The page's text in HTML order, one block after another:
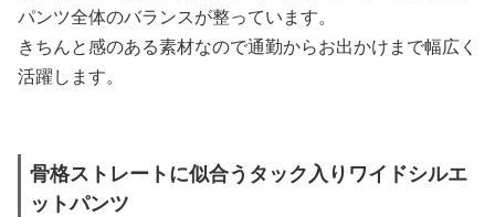
パンツ全体のバランスが整っています。
きちんと感のある素材なので通勤からお出かけまで幅広く
活躍します。
骨格ストレートに似合うタック入りワイドシルエ
ットパンツ